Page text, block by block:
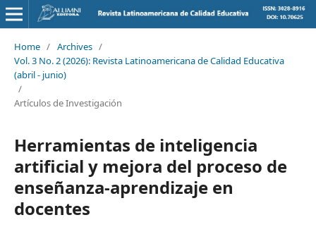
Home / Archives /
Vol. 3 No. 2 (2026): Revista Latinoamericana de Calidad Educativa
(abril - junio)
/
Artículos de Investigación
Herramientas de inteligencia
artificial y mejora del proceso de
enseñanza-aprendizaje en
docentes